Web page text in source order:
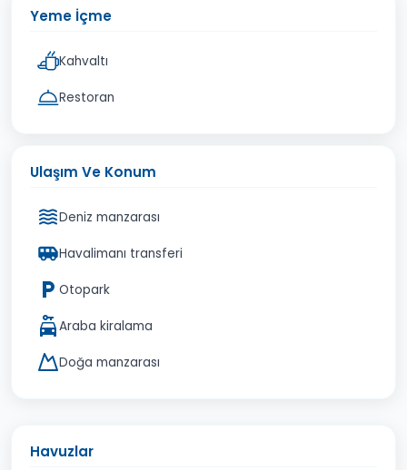
Yeme İçme
Kahvaltı
Restoran
Ulaşım Ve Konum
Deniz manzarası
Havalimanı transferi
Otopark
Araba kiralama
Doğa manzarası
Havuzlar